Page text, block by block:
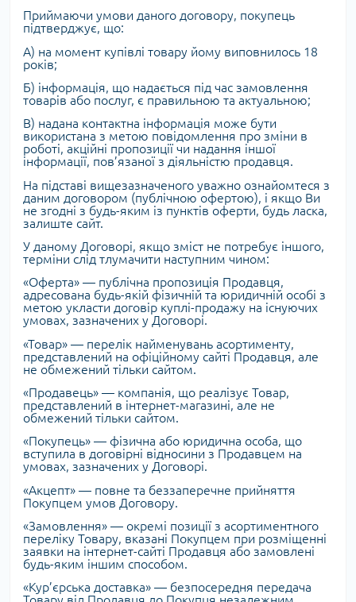
Приймаючи умови даного договору, покупець
підтверджує, що:
А) на момент купівлі товару йому виповнилось 18
років;
Б) інформація, що надається під час замовлення
товарів або послуг, є правильною та актуальною;
В) надана контактна інформація може бути
використана з метою повідомлення про зміни в
роботі, акційні пропозиції чи надання іншої
інформації, пов’язаної з діяльністю продавця.
На підставі вищезазначеного уважно ознайомтеся з
даним договором (публічною офертою), і якщо Ви
не згодні з будь-яким із пунктів оферти, будь ласка,
залиште сайт.
У даному Договорі, якщо зміст не потребує іншого,
терміни слід тлумачити наступним чином:
«Оферта» — публічна пропозиція Продавця,
адресована будь-якій фізичній та юридичній особі з
метою укласти договір куплі-продажу на існуючих
умовах, зазначених у Договорі.
«Товар» — перелік найменувань асортименту,
представлений на офіційному сайті Продавця, але
не обмежений тільки сайтом.
«Продавець» — компанія, що реалізує Товар,
представлений в інтернет-магазині, але не
обмежений тільки сайтом.
«Покупець» — фізична або юридична особа, що
вступила в договірні відносини з Продавцем на
умовах, зазначених у Договорі.
«Акцепт» — повне та беззаперечне прийняття
Покупцем умов Договору.
«Замовлення» — окремі позиції з асортиментного
переліку Товару, вказані Покупцем при розміщенні
заявки на інтернет-сайті Продавця або замовлені
будь-яким іншим способом.
«Кур’єрська доставка» — безпосередня передача